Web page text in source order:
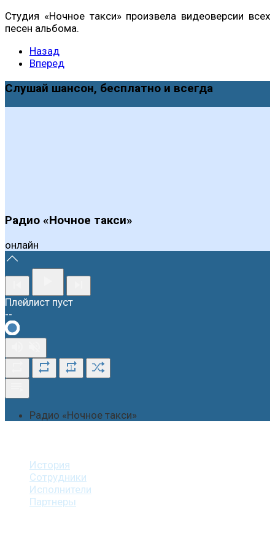
Студия «Ночное такси» произвела видеоверсии всех
песен альбома.
Назад
Вперед
Слушай шансон, бесплатно и всегда
Радио «Ночное такси»
онлайн
Плейлист пуст
--
1
Радио «Ночное такси»
История
Сотрудники
Исполнители
Партнеры